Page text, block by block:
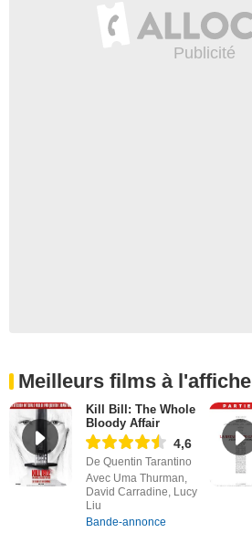
Meilleurs films à l'affiche
Kill Bill: The Whole
Bloody Affair
4,6
De Quentin Tarantino
Avec Uma Thurman,
David Carradine, Lucy
Liu
Bande-annonce